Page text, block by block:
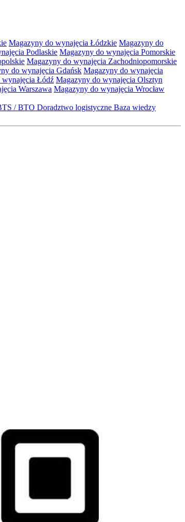
Magazyny do wynajęcia Łódzkie Magazyny do
Podlaskie Magazyny do wynajęcia Pomorskie
Magazyny do wynajęcia Zachodniopomorskie
do wynajęcia Gdańsk Magazyny do wynajęcia
Łódź Magazyny do wynajęcia Olsztyn
Warszawa Magazyny do wynajęcia Wrocław
/ BTO Doradztwo logistyczne Baza wiedzy